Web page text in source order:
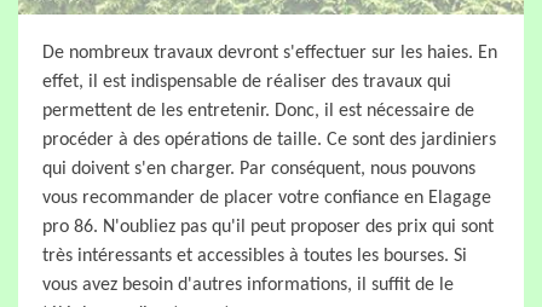
De nombreux travaux devront s'effectuer sur les haies. En
effet, il est indispensable de réaliser des travaux qui
permettent de les entretenir. Donc, il est nécessaire de
procéder à des opérations de taille. Ce sont des jardiniers
qui doivent s'en charger. Par conséquent, nous pouvons
vous recommander de placer votre confiance en Elagage
pro 86. N'oubliez pas qu'il peut proposer des prix qui sont
très intéressants et accessibles à toutes les bourses. Si
vous avez besoin d'autres informations, il suffit de le